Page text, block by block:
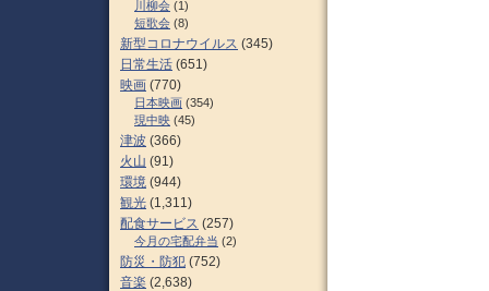
川柳会 (1)
短歌会 (8)
新型コロナウイルス (345)
日常生活 (651)
映画 (770)
日本映画 (354)
現中映 (45)
津波 (366)
火山 (91)
環境 (944)
観光 (1,311)
配食サービス (257)
今月の宅配弁当 (2)
防災・防犯 (752)
音楽 (2,638)